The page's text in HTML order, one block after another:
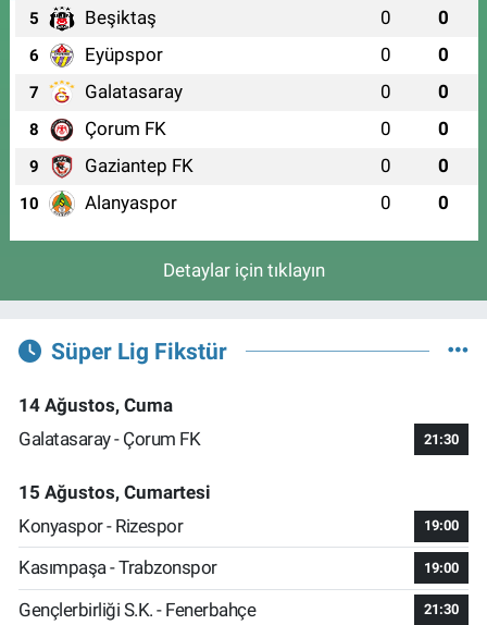
5 Beşiktaş 0 0
6 Eyüpspor 0 0
7 Galatasaray 0 0
8 Çorum FK 0 0
9 Gaziantep FK 0 0
10 Alanyaspor 0 0
Detaylar için tıklayın
Süper Lig Fikstür
14 Ağustos, Cuma
Galatasaray - Çorum FK
21:30
15 Ağustos, Cumartesi
Konyaspor - Rizespor
19:00
Kasımpaşa - Trabzonspor 19:00
Gençlerbirliği S.K. - Fenerbahçe 21:30